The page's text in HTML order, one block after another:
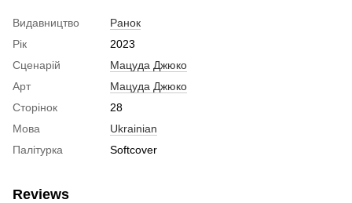
Видавництво
Ранок
Рік
2023
Сценарій
Мацуда Джюко
Арт
Мацуда Джюко
Сторінок
28
Мова
Ukrainian
Палітурка
Softcover
Reviews